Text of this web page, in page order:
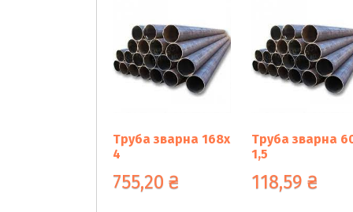
Труба зварна 168х
4
755,20 ₴
Труба зварна
1,5
118,59₴